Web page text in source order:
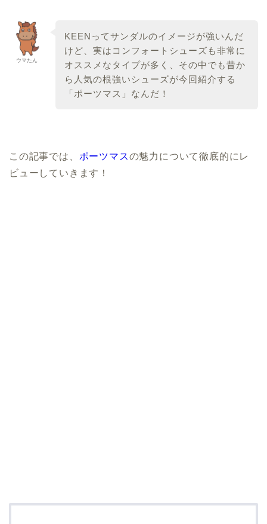
ウマたん
KEENってサンダルのイメージが強いんだ
けど、実はコンフォートシューズも非常に
オススメなタイプが多く、その中でも昔か
ら人気の根強いシューズが今回紹介する
「ポーツマス」なんだ！
この記事では、 ポーツマスの魅力について徹底的にレ
ビューしていきます！